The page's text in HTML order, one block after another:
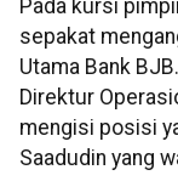
Pada kursi
sepakat
Utama Bank
Direktur
mengisi posisi
Saadudin yang